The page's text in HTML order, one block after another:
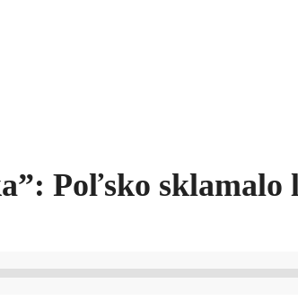
Poľsko sklamalo